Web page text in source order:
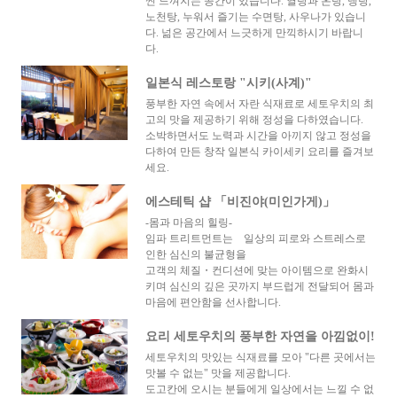
노천탕, 누워서 즐기는 수면탕, 사우나가 있습니
다. 넒은 공간에서 느긋하게 만끽하시기 바랍니
다.
일본식 레스토랑 "시키(사계)"
풍부한 자연 속에서 자란 식재료로 세토우치의 최
고의 맛을 제공하기 위해 정성을 다하였습니다.
소박하면서도 노력과 시간을 아끼지 않고 정성을
다하여 만든 창작 일본식 카이세키 요리를 즐겨보
세요.
에스테틱 샵 「비진야(미인가게)」
‐몸과 마음의 힐링‐
임파 트리트먼트는 일상의 피로와 스트레스로
인한 심신의 불균형을
고객의 체질・컨디션에 맞는 아이템으로 완화시
키며 심신의 깊은 곳까지 부드럽게 전달되어 몸과
마음에 편안함을 선사합니다.
요리 세토우치의 풍부한 자연을 아낌없이!
세토우치의 맛있는 식재료를 모아 "다른 곳에서는
맛볼 수 없는" 맛을 제공합니다.
도고칸에 오시는 분들에게 일상에서는 느낄 수 없